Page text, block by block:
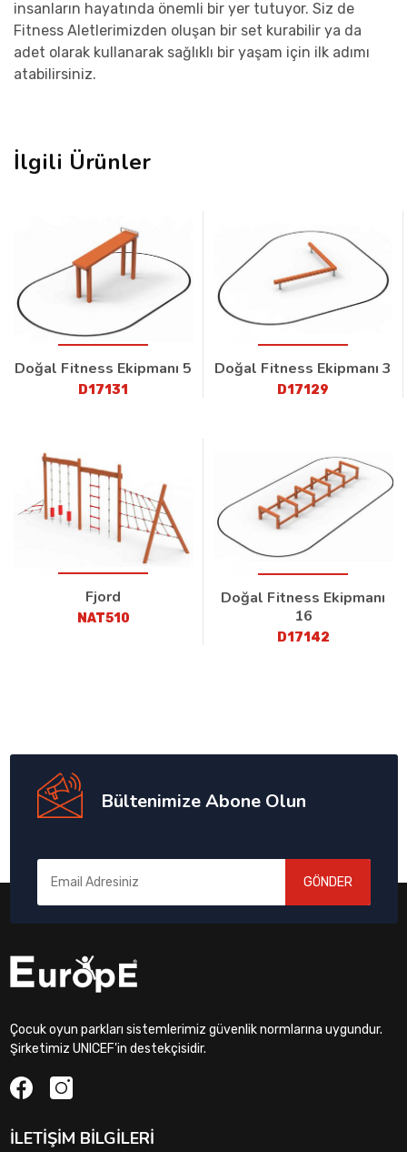
insanların hayatında önemli bir yer tutuyor. Siz de
Fitness Aletlerimizden oluşan bir set kurabilir ya da
adet olarak kullanarak sağlıklı bir yaşam için ilk adımı
atabilirsiniz.
İlgili Ürünler
Doğal Fitness Ekipmanı 5
D17131
Doğal Fitness Ekipmanı 3
D17129
Fjord
NAT510
Doğal Fitness Ekipmanı
16
D17142
Bültenimize Abone Olun
GÖNDER
Çocuk oyun parkları sistemlerimiz güvenlik normlarına uygundur.
Şirketimiz UNICEF'in destekçisidir.
İLETIŞIM BILGILERI